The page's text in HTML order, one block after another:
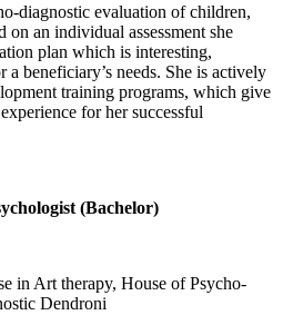
diagnostic evaluation of children,
on an individual assessment she
plan which is interesting,
a beneficiary’s needs. She is actively
training programs, which give
for her successful
(Bachelor)
in Art therapy, House of Psycho-
Dendroni